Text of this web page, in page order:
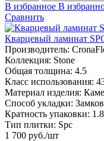
В избранное В
Сравнить
Кварцевый ламинат
Производитель:
Коллекция: Stone
Общая толщина: 4.5
Класс использования:
Материал изделия:
Способ укладки:
Кратность упаковки: 1.8
Тип плитки: Spc
1 700 руб./шт